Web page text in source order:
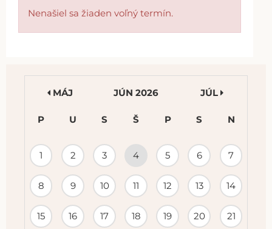
Nenašiel sa žiaden voľný termín.
KALENDÁR
PODUJATÍ
MÁJ JÚN 2026 JÚL
P U S Š P S N
1 2 3 4 5 6 7
8 9 10 11 12 13 14
15 16 17 18 19 20 21